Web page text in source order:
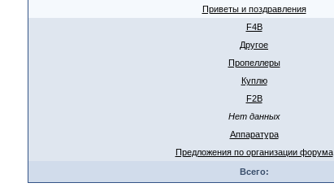
Приветы и поздравления
F4B
Другое
Пропеллеры
Куплю
F2B
Нет данных
Аппаратура
Предложения по организации форума
Всего: